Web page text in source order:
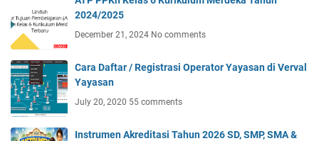
2024/2025
December 21, 2024 No comments
Cara Daftar / Registrasi Operator Yayasan di Verval
Yayasan
July 20, 2020 55 comments
Instrumen Akreditasi Tahun 2026 SD, SMP, SMA &